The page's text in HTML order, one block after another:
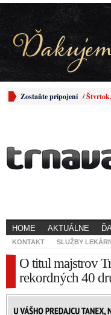
Zostaňte pripojení /
HOME AKTUÁLNE
KONTAKT SLUŽBY
O titul majstrov
rekordných 40